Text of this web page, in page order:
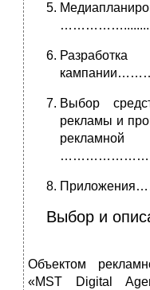
Выбор
рекламы и
Выбор и
Объектом
«MST Digital